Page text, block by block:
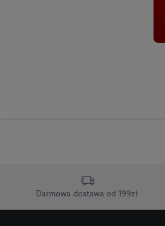
Darmowa dostawa od 199zł